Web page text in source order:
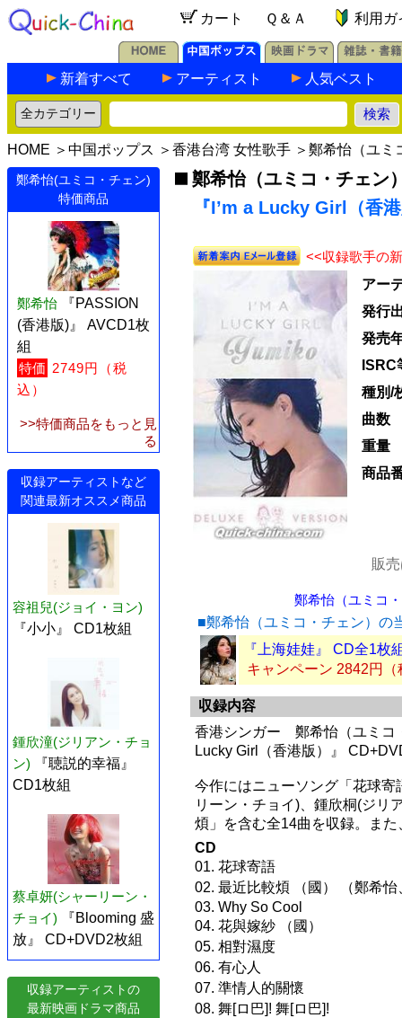
カート Ｑ＆Ａ 利用ガ
新着すべて アーティスト 人気ベスト
HOME ＞ 中国ポップス ＞ 香港台湾 女性歌手 ＞ 鄭希怡（ユミ
鄭希怡(ユミコ・チェン)
特価商品
鄭希怡
『PASSION
(香港版)』 AVCD1枚
組
特価 2749円（税
込）
>>特価商品をもっと見
る
収録アーティストなど
関連最新オススメ商品
容祖兒(ジョイ・ヨン)
『小小』 CD1枚組
鍾欣潼(ジリアン・チョ
ン)
『聴説的幸福』
CD1枚組
蔡卓妍(シャーリーン・
チョイ)
『Blooming 盛
放』 CD+DVD2枚組
収録アーティストの
最新映画ドラマ商品
鄭希怡（ユミコ・チェン
『I’m a Lucky Girl（香
<<収録歌手の
アー
発行
発売
ISRC
種別/
曲数
重量
商品
販
鄭希怡（ユミコ
■鄭希怡（ユミコ・チェン）の
『上海娃娃』 CD全1枚
キャンペーン 2842円（
収録内容
香港シンガー 鄭希怡（ユミコ
Lucky Girl（香港版）』
今作にはニューソング「花球
リーン・チョイ)、鍾欣桐(ジリ
煩」を含む全14曲を収録。ま
CD
01. 花球寄語
02. 最近比較煩 （國） （鄭希
03. Why So Cool
04. 花與嫁紗 （國）
05. 相對濕度
06. 有心人
07. 準情人的關懷
08. 舞[ロ巴]! 舞[ロ巴]!